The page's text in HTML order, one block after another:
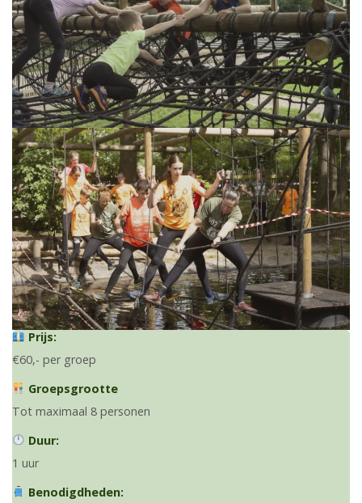
Prijs:
€60,- per groep
Groepsgrootte
Tot maximaal 8 personen
Duur:
1 uur
Benodigdheden: